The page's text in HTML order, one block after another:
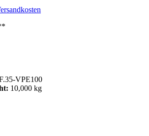
VPE100
10,000 kg